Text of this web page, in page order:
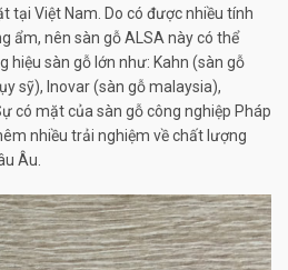
tại Việt Nam. Do có được nhiều tính
ẩm, nên sàn gỗ ALSA này có thể
hiệu sàn gỗ lớn như: Kahn (sàn gỗ
sỹ), Inovar (sàn gỗ malaysia),
có mặt của sàn gỗ công nghiệp Pháp
nhiều trải nghiệm về chất lượng
Âu.